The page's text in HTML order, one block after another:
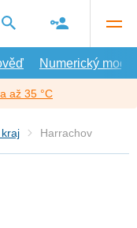
Numerický model
až 35 °C
Harrachov